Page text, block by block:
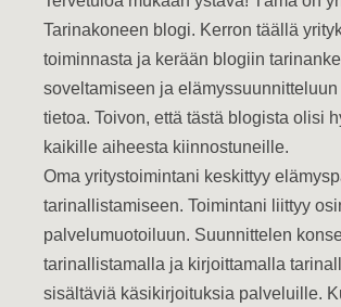
Tarinakoneen blogi. Kerron täällä
toiminnasta ja kerään blogiin
soveltamiseen ja elämyssuunnitteluun
tietoa. Toivon, että tästä blogista olisi
kaikille aiheesta kiinnostuneille.
Oma yritystoimintani keskittyy
tarinallistamiseen. Toimintani liittyy
palvelumuotoiluun. Suunnittelen
tarinallistamalla ja kirjoittamalla
sisältäviä käsikirjoituksia palveluille.